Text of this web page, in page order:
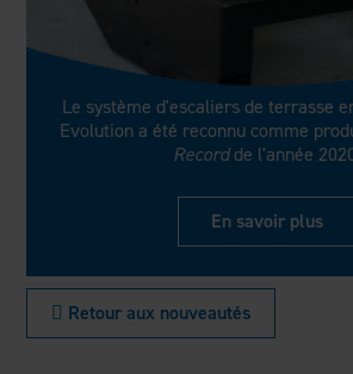
Le système d'escaliers de terrasse
Evolution a été reconnu comme
Recordde l'année
En savoir plus
 Retour aux nouveautés